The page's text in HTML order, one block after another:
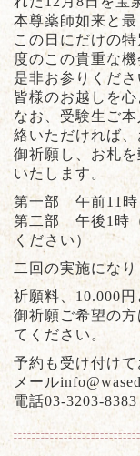
本尊薬師如来と最
この日にだけの
度のこの貴重な機
是非お参りくださ
皆様のお越しを
なお、受験生ご
絡いただければ
御祈願し、お札
いたします。
第一部 午前11
第二部 午後1時
ください）
二回の実施にな
祈願料、10.000円
御祈願ご希望の
てください。
予約も受け付けて
メール
電話03-3203-8383